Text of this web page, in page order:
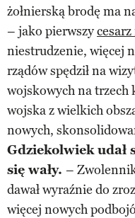
żołnierską brodę ma
– jako pierwszy
niestrudzenie, więcej
rządów spędził na
wojskowych na
wojska z wielkich
nowych,
Gdziekolwiek udał
się wały. –
dawał wyraźnie do
więcej nowych